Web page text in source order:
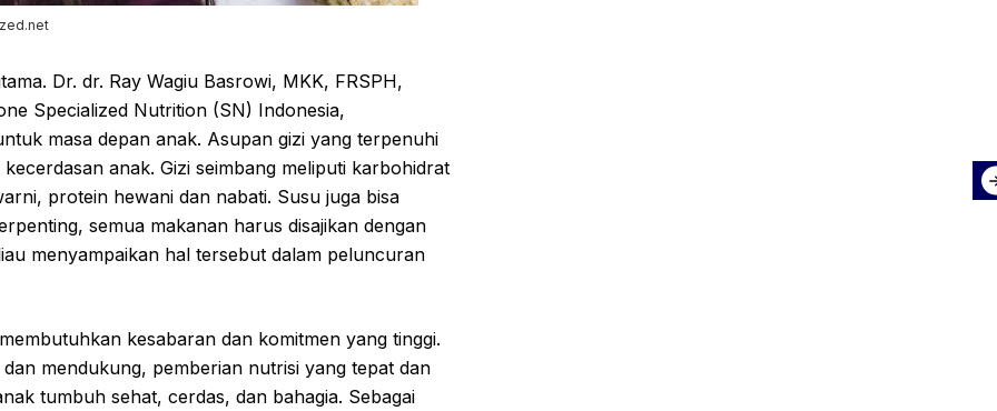
Dr. dr. Ray Wagiu Basrowi, MKK, FRSPH,
Specialized Nutrition (SN) Indonesia,
masa depan anak. Asupan gizi yang terpenuhi
anak. Gizi seimbang meliputi karbohidrat
protein hewani dan nabati. Susu juga bisa
semua makanan harus disajikan dengan
menyampaikan hal tersebut dalam peluncuran
kesabaran dan komitmen yang tinggi.
mendukung, pemberian nutrisi yang tepat dan
tumbuh sehat, cerdas, dan bahagia. Sebagai